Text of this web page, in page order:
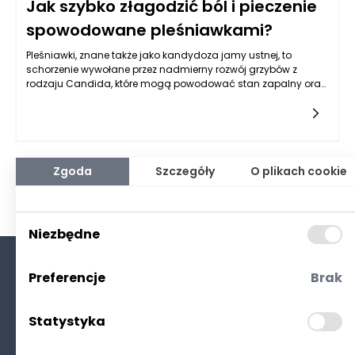
Jak szybko złagodzić ból i pieczenie
spowodowane pleśniawkami?
Pleśniawki, znane także jako kandydoza jamy ustnej, to
schorzenie wywołane przez nadmierny rozwój grzybów z
rodzaju Candida, które mogą powodować stan zapalny oraz
jamie ustnej mogą być alarmujące i niewygodne, prowadząc
do trudności w jedzeniu i piciu. Właściwe rozpoznanie oraz
szybkie działanie są kluczowe, aby złagodzić te dolegliwości.
Polityka prywatności
Zgoda Szczegóły O plikach cookie
Niezbędne
Preferencje Brak
Statystyka